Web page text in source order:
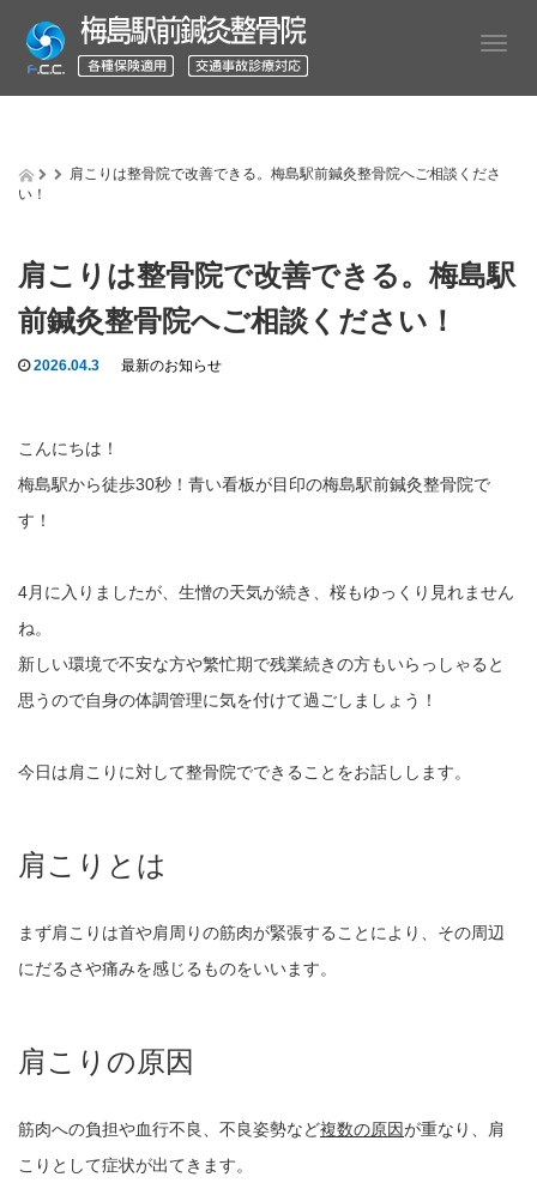
T
g
e
i
g
肩こりは整骨院で改善できる。梅島駅前鍼灸整骨院へご相談くださ
い！
肩こりは整骨院で改善できる。梅島駅
前鍼灸整骨院へご相談ください！
2026.04.3 最新のお知らせ
こんにちは！
梅島駅から徒歩30秒！青い看板が目印の梅島駅前鍼灸整骨院で
す！
4月に入りましたが、生憎の天気が続き、桜もゆっくり見れません
ね。
新しい環境で不安な方や繁忙期で残業続きの方もいらっしゃると
思うので自身の体調管理に気を付けて過ごしましょう！
今日は肩こりに対して整骨院でできることをお話しします。
肩こりとは
まず肩こりは首や肩周りの筋肉が緊張することにより、その周辺
にだるさや痛みを感じるものをいいます。
肩こりの原因
筋肉への負担や血行不良、不良姿勢など複数の原因が重なり、肩
こりとして症状が出てきます。